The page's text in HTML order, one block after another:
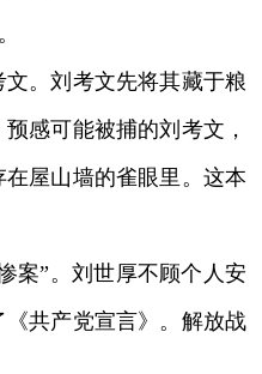
。刘考文先将其藏于粮
感可能被捕的刘考文，
屋山墙的雀眼里。这本
”。刘世厚不顾个人安
共产党宣言》。解放战